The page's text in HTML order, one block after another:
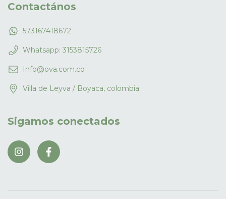
Contactános
573167418672
Whatsapp: 3153815726
Info@ova.com.co
Villa de Leyva / Boyaca, colombia
Sigamos conectados